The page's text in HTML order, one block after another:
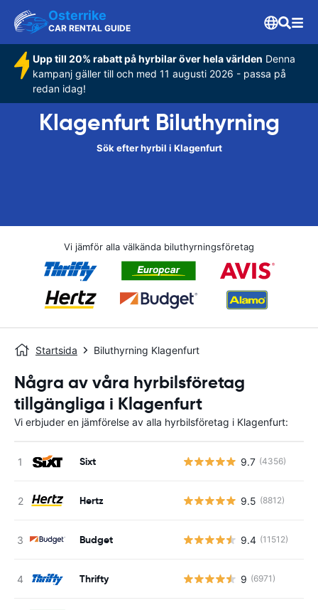
Osterrike
CAR RENTAL GUIDE
Upp till 20% rabatt på hyrbilar över hela världen Denna
kampanj gäller till och med 11 augusti 2026 - passa på
redan idag!
Klagenfurt Biluthyrning
Sök efter hyrbil i Klagenfurt
Vi jämför alla välkända biluthyrningsföretag
Startsida Biluthyrning Klagenfurt
Några av våra hyrbilsföretag
tillgängliga i Klagenfurt
Vi erbjuder en jämförelse av alla hyrbilsföretag i Klagenfurt:
Sixt 9.7 (4356)
Hertz 9.5 (8812)
Budget 9.4 (11512)
Thrifty 9 (6971)